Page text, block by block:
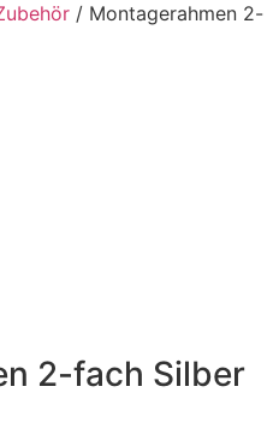
/ Montagerahmen 2-
2-fach Silber